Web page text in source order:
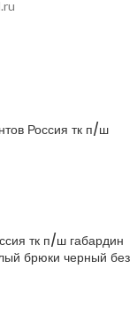
Россия тк п/ш
тк п/ш габардин
брюки черный без